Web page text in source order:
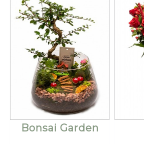
Bonsai Garden